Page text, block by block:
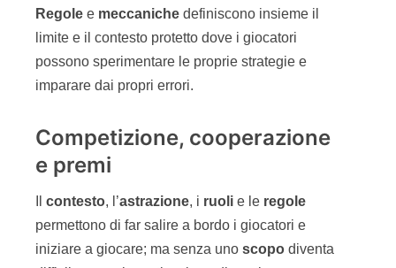
obiettivo da raggiungere con una gratifica rende il
gioco ancora più interessante e coinvolgente.
Attenzione però che il premio da solo non fa il
gioco. Come consiglio pensate al premio solo
gioco.
Rispetto delle persone e delle
regole
Qualsiasi siano gliscopi, le regolee le persone